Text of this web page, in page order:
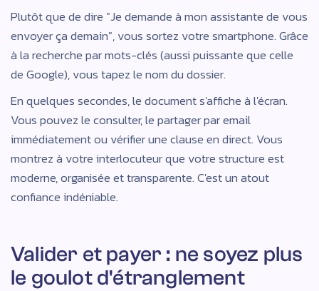
Plutôt que de dire "Je demande à mon assistante de vous
envoyer ça demain", vous sortez votre smartphone. Grâce
à la recherche par mots-clés (aussi puissante que celle
de Google), vous tapez le nom du dossier.
En quelques secondes, le document s'affiche à l'écran.
Vous pouvez le consulter, le partager par email
immédiatement ou vérifier une clause en direct. Vous
montrez à votre interlocuteur que votre structure est
moderne, organisée et transparente. C'est un atout
confiance indéniable.
Valider et payer : ne soyez plus
le goulot d'étranglement